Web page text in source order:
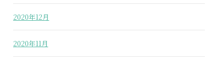
2020年12月
2020年11月